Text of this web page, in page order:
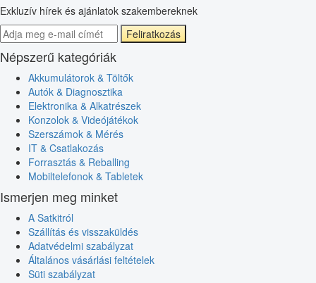
Exkluzív hírek és ajánlatok szakembereknek
Feliratkozás
Népszerű kategóriák
Akkumulátorok & Töltők
Autók & Diagnosztika
Elektronika & Alkatrészek
Konzolok & Videójátékok
Szerszámok & Mérés
IT & Csatlakozás
Forrasztás & Reballing
Mobiltelefonok & Tabletek
Ismerjen meg minket
A Satkitról
Szállítás és visszaküldés
Adatvédelmi szabályzat
Általános vásárlási feltételek
Süti szabályzat